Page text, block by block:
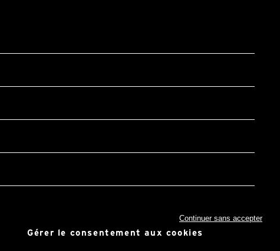
Gérer le consentement aux cookies
Continuer sans accepter
j'accepte la politique de confidentialité*
et Google :